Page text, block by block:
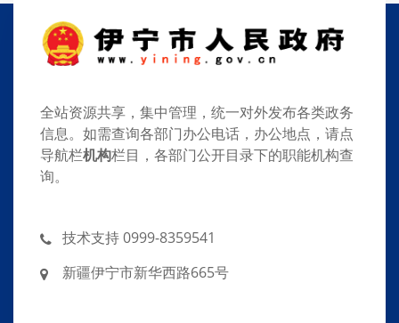
全站资源共享，集中管理，统一对外发布各类政务
信息。如需查询各部门办公电话，办公地点，请点
导航栏机构栏目，各部门公开目录下的职能机构查
询。
技术支持 0999-8359541
新疆伊宁市新华西路665号